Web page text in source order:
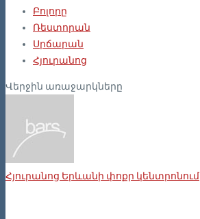
Բոլորը
Ռեստորան
Սրճարան
Հյուրանոց
Վերջին առաջարկները
Հյուրանոց Երևանի փոքր կենտրոնում